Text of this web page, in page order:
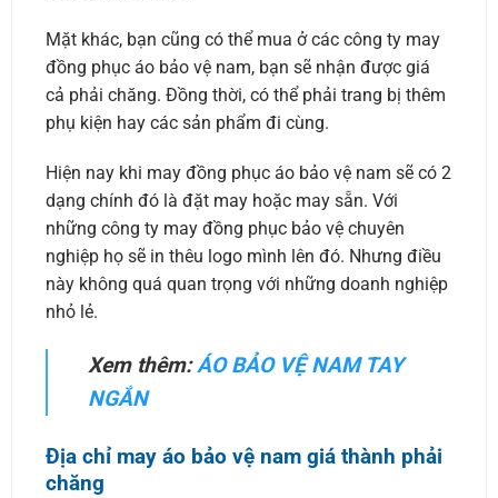
Mặt khác, bạn cũng có thể mua ở các công ty may
đồng phục áo bảo vệ nam, bạn sẽ nhận được giá
cả phải chăng. Đồng thời, có thể phải trang bị thêm
phụ kiện hay các sản phẩm đi cùng.
Hiện nay khi may đồng phục áo bảo vệ nam sẽ có 2
dạng chính đó là đặt may hoặc may sẵn. Với
những công ty may đồng phục bảo vệ chuyên
nghiệp họ sẽ in thêu logo mình lên đó. Nhưng điều
này không quá quan trọng với những doanh nghiệp
nhỏ lẻ.
Xem thêm:ÁO BẢO VỆ NAM TAY
NGẮN
Địa chỉ may áo bảo vệ nam giá thành phải
chăng